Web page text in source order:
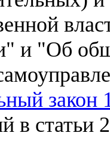
и "Об
закон
в статьи